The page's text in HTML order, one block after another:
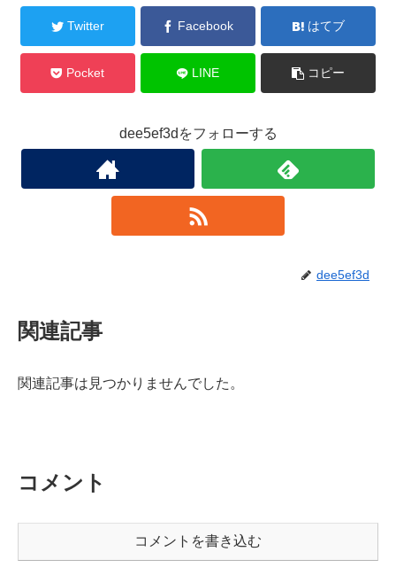
Twitter Facebook はてブ
Pocket LINE コピー
dee5ef3dをフォローする
dee5ef3d
関連記事
関連記事は見つかりませんでした。
コメント
コメントを書き込む